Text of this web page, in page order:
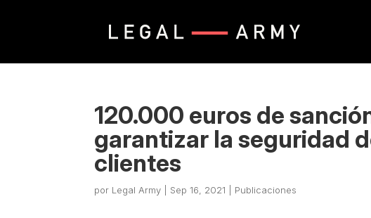
120.000 euros de
garantizar la seguridad
clientes
por Legal Army Sep 16, 2021 Publicaciones